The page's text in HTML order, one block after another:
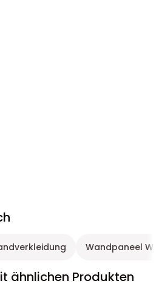
Wandpaneel
ähnlichen Produkten